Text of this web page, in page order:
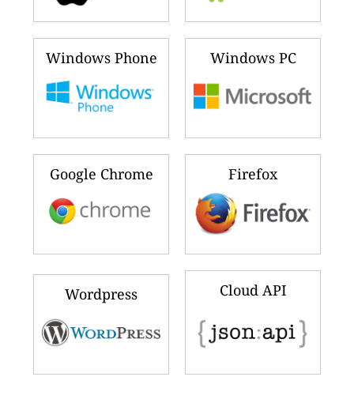
Windows Phone Windows PC
Google Chrome Firefox
Wordpress Cloud API